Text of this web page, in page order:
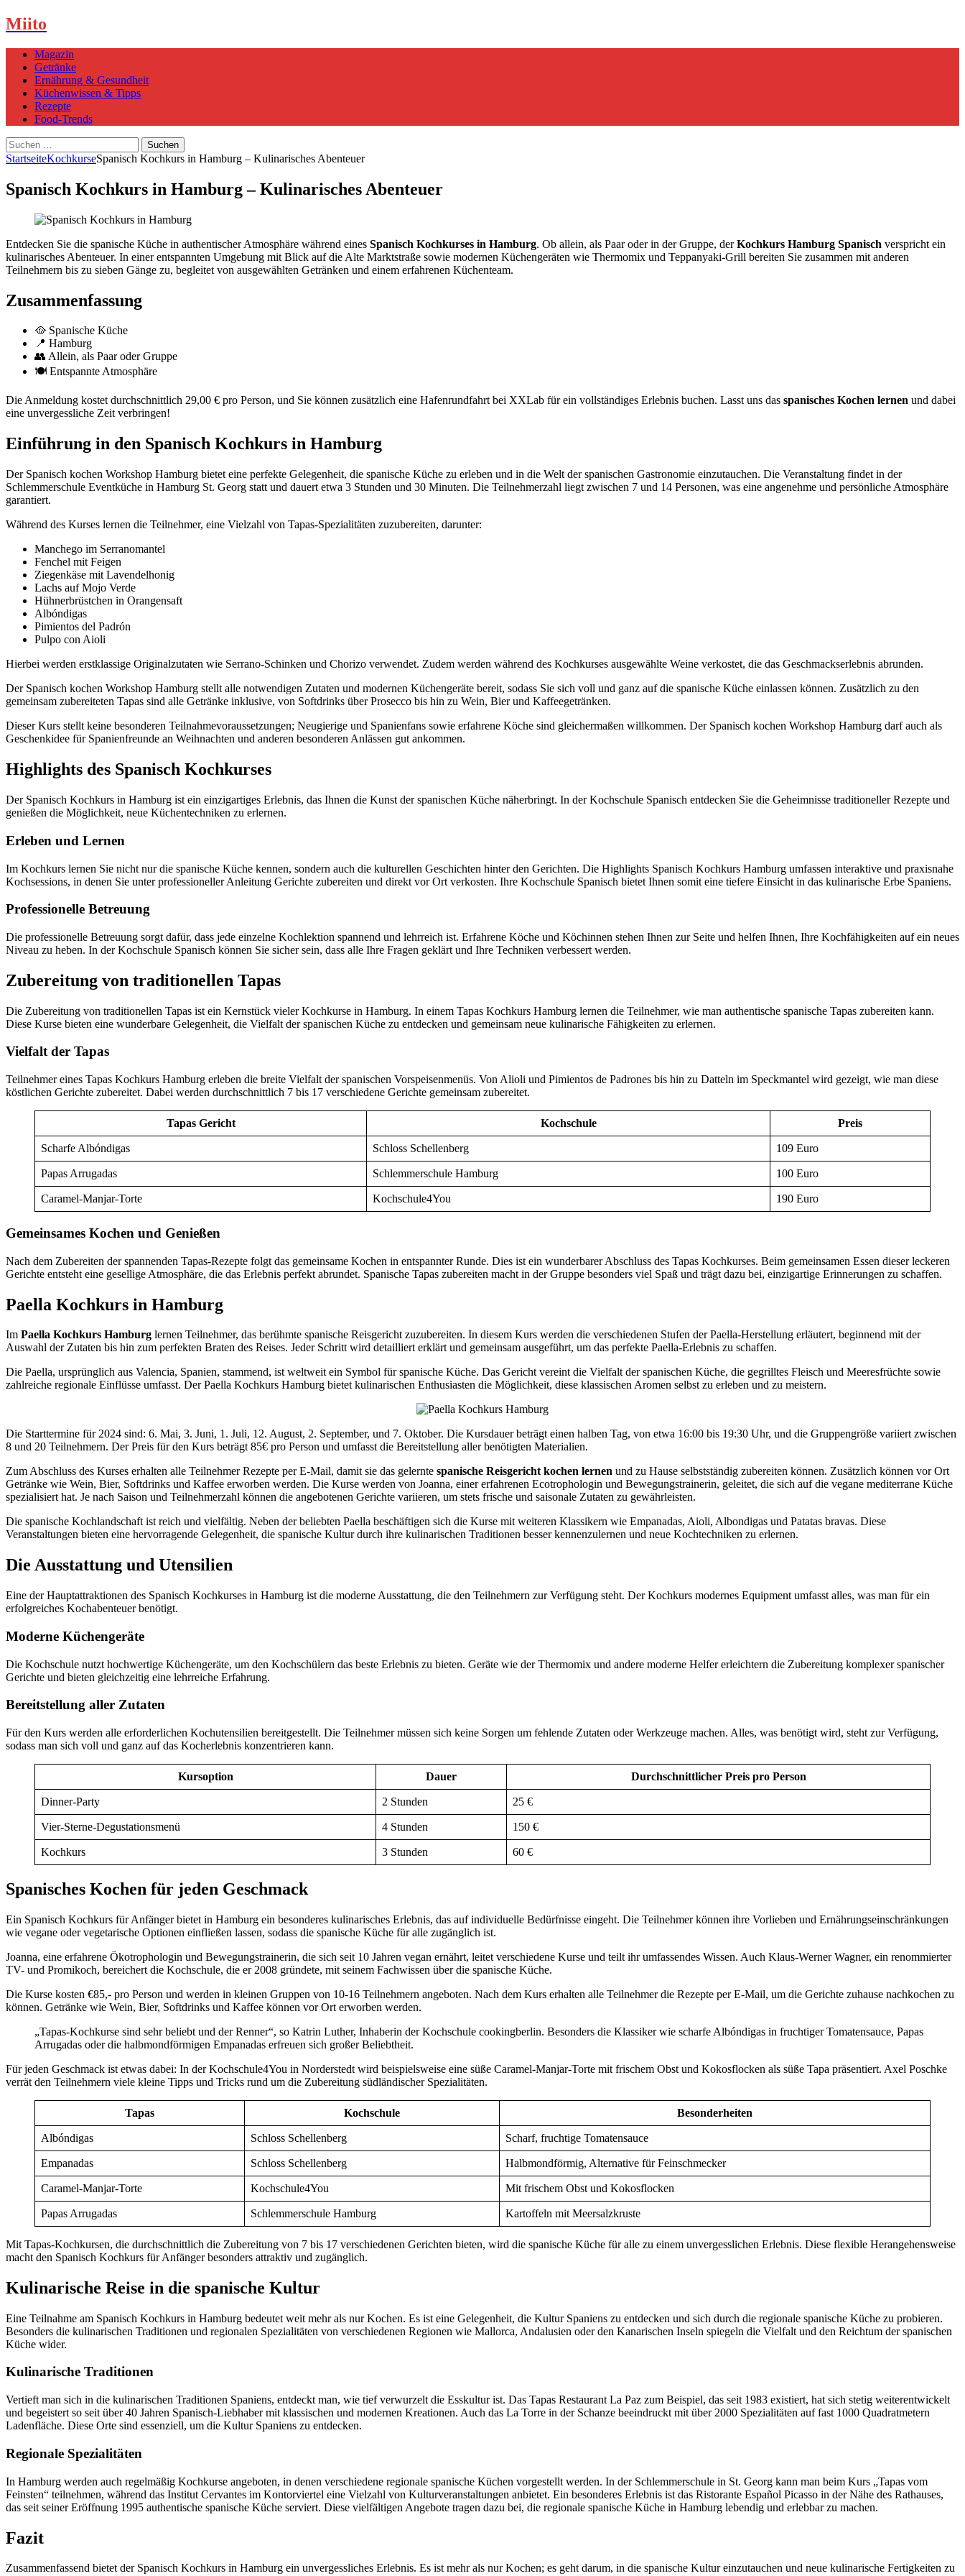
Miito
Magazin
Getränke
Ernährung & Gesundheit
Küchenwissen & Tipps
Rezepte
Food-Trends
Suchen
nach:
StartseiteKochkurseSpanisch Kochkurs in Hamburg – Kulinarisches Abenteuer
Spanisch Kochkurs in Hamburg – Kulinarisches Abenteuer
Entdecken Sie die spanische Küche in authentischer Atmosphäre während eines Spanisch Kochkurses in Hamburg. Ob allein, als Paar oder in der Gruppe, derKochkurs Hamburg Spanisch verspricht ein
kulinarisches Abenteuer. In einer entspannten Umgebung mit Blick auf die Alte Marktstraße sowie modernen Küchengeräten wie Thermomix und Teppanyaki-Grill bereiten Sie zusammen mit anderen
Teilnehmern bis zu sieben Gänge zu, begleitet von ausgewählten Getränken und einem erfahrenen Küchenteam.
Zusammenfassung
🥘 Spanische Küche
📍 Hamburg
👥 Allein, als Paar oder Gruppe
🍽️ Entspannte Atmosphäre
Die Anmeldung kostet durchschnittlich 29,00 € pro Person, und Sie können zusätzlich eine Hafenrundfahrt bei XXLab für ein vollständiges Erlebnis buchen. Lasst uns das spanisches Kochen lernen und dabei
eine unvergessliche Zeit verbringen!
Einführung in den Spanisch Kochkurs in Hamburg
Der Spanisch kochen Workshop Hamburg bietet eine perfekte Gelegenheit, die spanische Küche zu erleben und in die Welt der spanischen Gastronomie einzutauchen. Die Veranstaltung findet in der
Schlemmerschule Eventküche in Hamburg St. Georg statt und dauert etwa 3 Stunden und 30 Minuten. Die Teilnehmerzahl liegt zwischen 7 und 14 Personen, was eine angenehme und persönliche Atmosphäre
garantiert.
Während des Kurses lernen die Teilnehmer, eine Vielzahl von Tapas-Spezialitäten zuzubereiten, darunter:
Manchego im Serranomantel
Fenchel mit Feigen
Ziegenkäse mit Lavendelhonig
Lachs auf Mojo Verde
Hühnerbrüstchen in Orangensaft
Albóndigas
Pimientos del Padrón
Pulpo con Aioli
Hierbei werden erstklassige Originalzutaten wie Serrano-Schinken und Chorizo verwendet. Zudem werden während des Kochkurses ausgewählte Weine verkostet, die das Geschmackserlebnis abrunden.
Der Spanisch kochen Workshop Hamburg stellt alle notwendigen Zutaten und modernen Küchengeräte bereit, sodass Sie sich voll und ganz auf die spanische Küche einlassen können. Zusätzlich zu den
gemeinsam zubereiteten Tapas sind alle Getränke inklusive, von Softdrinks über Prosecco bis hin zu Wein, Bier und Kaffeegetränken.
Dieser Kurs stellt keine besonderen Teilnahmevoraussetzungen; Neugierige und Spanienfans sowie erfahrene Köche sind gleichermaßen willkommen. Der Spanisch kochen Workshop Hamburg darf auch als
Geschenkidee für Spanienfreunde an Weihnachten und anderen besonderen Anlässen gut ankommen.
Highlights des Spanisch Kochkurses
Der Spanisch Kochkurs in Hamburg ist ein einzigartiges Erlebnis, das Ihnen die Kunst der spanischen Küche näherbringt. In der Kochschule Spanisch entdecken Sie die Geheimnisse traditioneller Rezepte und
genießen die Möglichkeit, neue Küchentechniken zu erlernen.
Erleben und Lernen
Im Kochkurs lernen Sie nicht nur die spanische Küche kennen, sondern auch die kulturellen Geschichten hinter den Gerichten. Die Highlights Spanisch Kochkurs Hamburg umfassen interaktive und praxisnahe
Kochsessions, in denen Sie unter professioneller Anleitung Gerichte zubereiten und direkt vor Ort verkosten. Ihre Kochschule Spanisch bietet Ihnen somit eine tiefere Einsicht in das kulinarische Erbe Spaniens.
Professionelle Betreuung
Die professionelle Betreuung sorgt dafür, dass jede einzelne Kochlektion spannend und lehrreich ist. Erfahrene Köche und Köchinnen stehen Ihnen zur Seite und helfen Ihnen, Ihre Kochfähigkeiten auf ein neues
Niveau zu heben. In der Kochschule Spanisch können Sie sicher sein, dass alle Ihre Fragen geklärt und Ihre Techniken verbessert werden.
Zubereitung von traditionellen Tapas
Die Zubereitung von traditionellen Tapas ist ein Kernstück vieler Kochkurse in Hamburg. In einem Tapas Kochkurs Hamburg lernen die Teilnehmer, wie man authentische spanische Tapas zubereiten kann.
Diese Kurse bieten eine wunderbare Gelegenheit, die Vielfalt der spanischen Küche zu entdecken und gemeinsam neue kulinarische Fähigkeiten zu erlernen.
Vielfalt der Tapas
Teilnehmer eines Tapas Kochkurs Hamburg erleben die breite Vielfalt der spanischen Vorspeisenmenüs. Von Alioli und Pimientos de Padrones bis hin zu Datteln im Speckmantel wird gezeigt, wie man diese
köstlichen Gerichte zubereitet. Dabei werden durchschnittlich 7 bis 17 verschiedene Gerichte gemeinsam zubereitet.
Tapas Gericht Kochschule Preis
Scharfe Albóndigas Schloss Schellenberg 109 Euro
Papas Arrugadas Schlemmerschule Hamburg 100 Euro
Caramel-Manjar-Torte Kochschule4You 190 Euro
Gemeinsames Kochen und Genießen
Nach dem Zubereiten der spannenden Tapas-Rezepte folgt das gemeinsame Kochen in entspannter Runde. Dies ist ein wunderbarer Abschluss des Tapas Kochkurses. Beim gemeinsamen Essen dieser leckeren
Gerichte entsteht eine gesellige Atmosphäre, die das Erlebnis perfekt abrundet. Spanische Tapas zubereiten macht in der Gruppe besonders viel Spaß und trägt dazu bei, einzigartige Erinnerungen zu schaffen.
Paella Kochkurs in Hamburg
Im Paella Kochkurs Hamburg lernen Teilnehmer, das berühmte spanische Reisgericht zuzubereiten. In diesem Kurs werden die verschiedenen Stufen der Paella-Herstellung erläutert, beginnend mit der
Auswahl der Zutaten bis hin zum perfekten Braten des Reises. Jeder Schritt wird detailliert erklärt und gemeinsam ausgeführt, um das perfekte Paella-Erlebnis zu schaffen.
Die Paella, ursprünglich aus Valencia, Spanien, stammend, ist weltweit ein Symbol für spanische Küche. Das Gericht vereint die Vielfalt der spanischen Küche, die gegrilltes Fleisch und Meeresfrüchte sowie
zahlreiche regionale Einflüsse umfasst. Der Paella Kochkurs Hamburg bietet kulinarischen Enthusiasten die Möglichkeit, diese klassischen Aromen selbst zu erleben und zu meistern.
Die Starttermine für 2024 sind: 6. Mai, 3. Juni, 1. Juli, 12. August, 2. September, und 7. Oktober. Die Kursdauer beträgt einen halben Tag, von etwa 16:00 bis 19:30 Uhr, und die Gruppengröße variiert zwischen
8 und 20 Teilnehmern. Der Preis für den Kurs beträgt 85€ pro Person und umfasst die Bereitstellung aller benötigten Materialien.
Zum Abschluss des Kurses erhalten alle Teilnehmer Rezepte per E-Mail, damit sie das gelernte spanische Reisgericht kochen lernen und zu Hause selbstständig zubereiten können. Zusätzlich können vor Ort
Getränke wie Wein, Bier, Softdrinks und Kaffee erworben werden. Die Kurse werden von Joanna, einer erfahrenen Ecotrophologin und Bewegungstrainerin, geleitet, die sich auf die vegane mediterrane Küche
spezialisiert hat. Je nach Saison und Teilnehmerzahl können die angebotenen Gerichte variieren, um stets frische und saisonale Zutaten zu gewährleisten.
Die spanische Kochlandschaft ist reich und vielfältig. Neben der beliebten Paella beschäftigen sich die Kurse mit weiteren Klassikern wie Empanadas, Aioli, Albondigas und Patatas bravas. Diese
Veranstaltungen bieten eine hervorragende Gelegenheit, die spanische Kultur durch ihre kulinarischen Traditionen besser kennenzulernen und neue Kochtechniken zu erlernen.
Die Ausstattung und Utensilien
Eine der Hauptattraktionen des Spanisch Kochkurses in Hamburg ist die moderne Ausstattung, die den Teilnehmern zur Verfügung steht. Der Kochkurs modernes Equipment umfasst alles, was man für ein
erfolgreiches Kochabenteuer benötigt.
Moderne Küchengeräte
Die Kochschule nutzt hochwertige Küchengeräte, um den Kochschülern das beste Erlebnis zu bieten. Geräte wie der Thermomix und andere moderne Helfer erleichtern die Zubereitung komplexer spanischer
Gerichte und bieten gleichzeitig eine lehrreiche Erfahrung.
Bereitstellung aller Zutaten
Für den Kurs werden alle erforderlichen Kochutensilien bereitgestellt. Die Teilnehmer müssen sich keine Sorgen um fehlende Zutaten oder Werkzeuge machen. Alles, was benötigt wird, steht zur Verfügung,
sodass man sich voll und ganz auf das Kocherlebnis konzentrieren kann.
Kursoption Dauer Durchschnittlicher Preis pro Person
Dinner-Party 2 Stunden 25 €
Vier-Sterne-Degustationsmenü 4 Stunden 150 €
Kochkurs 3 Stunden 60 €
Spanisches Kochen für jeden Geschmack
Ein Spanisch Kochkurs für Anfänger bietet in Hamburg ein besonderes kulinarisches Erlebnis, das auf individuelle Bedürfnisse eingeht. Die Teilnehmer können ihre Vorlieben und Ernährungseinschränkungen
wie vegane oder vegetarische Optionen einfließen lassen, sodass die spanische Küche für alle zugänglich ist.
Joanna, eine erfahrene Ökotrophologin und Bewegungstrainerin, die sich seit 10 Jahren vegan ernährt, leitet verschiedene Kurse und teilt ihr umfassendes Wissen. Auch Klaus-Werner Wagner, ein renommierter
TV- und Promikoch, bereichert die Kochschule, die er 2008 gründete, mit seinem Fachwissen über die spanische Küche.
Die Kurse kosten €85,- pro Person und werden in kleinen Gruppen von 10-16 Teilnehmern angeboten. Nach dem Kurs erhalten alle Teilnehmer die Rezepte per E-Mail, um die Gerichte zuhause nachkochen zu
können. Getränke wie Wein, Bier, Softdrinks und Kaffee können vor Ort erworben werden.
„Tapas-Kochkurse sind sehr beliebt und der Renner“, so Katrin Luther, Inhaberin der Kochschule cookingberlin. Besonders die Klassiker wie scharfe Albóndigas in fruchtiger Tomatensauce, Papas
Arrugadas oder die halbmondförmigen Empanadas erfreuen sich großer Beliebtheit.
Für jeden Geschmack ist etwas dabei: In der Kochschule4You in Norderstedt wird beispielsweise eine süße Caramel-Manjar-Torte mit frischem Obst und Kokosflocken als süße Tapa präsentiert. Axel Poschke
verrät den Teilnehmern viele kleine Tipps und Tricks rund um die Zubereitung südländischer Spezialitäten.
Tapas Kochschule Besonderheiten
Albóndigas Schloss Schellenberg Scharf, fruchtige Tomatensauce
Empanadas Schloss Schellenberg Halbmondförmig, Alternative für Feinschmecker
Caramel-Manjar-Torte Kochschule4You Mit frischem Obst und Kokosflocken
Papas Arrugadas Schlemmerschule Hamburg Kartoffeln mit Meersalzkruste
Mit Tapas-Kochkursen, die durchschnittlich die Zubereitung von 7 bis 17 verschiedenen Gerichten bieten, wird die spanische Küche für alle zu einem unvergesslichen Erlebnis. Diese flexible Herangehensweise
macht den Spanisch Kochkurs für Anfänger besonders attraktiv und zugänglich.
Kulinarische Reise in die spanische Kultur
Eine Teilnahme am Spanisch Kochkurs in Hamburg bedeutet weit mehr als nur Kochen. Es ist eine Gelegenheit, die Kultur Spaniens zu entdecken und sich durch die regionale spanische Küche zu probieren.
Besonders die kulinarischen Traditionen und regionalen Spezialitäten von verschiedenen Regionen wie Mallorca, Andalusien oder den Kanarischen Inseln spiegeln die Vielfalt und den Reichtum der spanischen
Küche wider.
Kulinarische Traditionen
Vertieft man sich in die kulinarischen Traditionen Spaniens, entdeckt man, wie tief verwurzelt die Esskultur ist. Das Tapas Restaurant La Paz zum Beispiel, das seit 1983 existiert, hat sich stetig weiterentwickelt
und begeistert so seit über 40 Jahren Spanisch-Liebhaber mit klassischen und modernen Kreationen. Auch das La Torre in der Schanze beeindruckt mit über 2000 Spezialitäten auf fast 1000 Quadratmetern
Ladenfläche. Diese Orte sind essenziell, um die Kultur Spaniens zu entdecken.
Regionale Spezialitäten
In Hamburg werden auch regelmäßig Kochkurse angeboten, in denen verschiedene regionale spanische Küchen vorgestellt werden. In der Schlemmerschule in St. Georg kann man beim Kurs „Tapas vom
Feinsten“ teilnehmen, während das Institut Cervantes im Kontorviertel eine Vielzahl von Kulturveranstaltungen anbietet. Ein besonderes Erlebnis ist das Ristorante Español Picasso in der Nähe des Rathauses,
das seit seiner Eröffnung 1995 authentische spanische Küche serviert. Diese vielfältigen Angebote tragen dazu bei, die regionale spanische Küche in Hamburg lebendig und erlebbar zu machen.
Fazit
Zusammenfassend bietet der Spanisch Kochkurs in Hamburg ein unvergessliches Erlebnis. Es ist mehr als nur Kochen; es geht darum, in die spanische Kultur einzutauchen und neue kulinarische Fertigkeiten zu